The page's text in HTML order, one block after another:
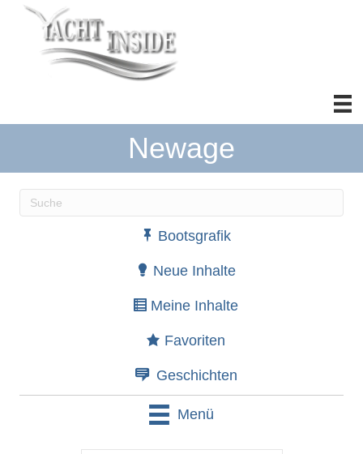
Newage
Wenn die Ergebnisse der automatischen
Bootsgrafik
Neue Inhalte
Meine Inhalte
Favoriten
Geschichten
Menü